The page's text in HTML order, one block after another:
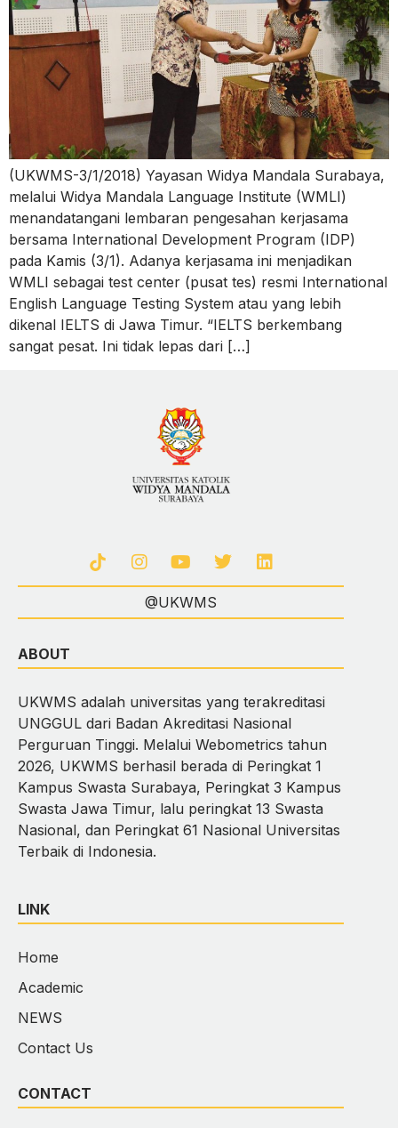
(UKWMS-3/1/2018) Yayasan Widya Mandala Surabaya,
melalui Widya Mandala Language Institute (WMLI)
menandatangani lembaran pengesahan kerjasama
bersama International Development Program (IDP)
pada Kamis (3/1). Adanya kerjasama ini menjadikan
WMLI sebagai test center (pusat tes) resmi International
English Language Testing System atau yang lebih
dikenal IELTS di Jawa Timur. “IELTS berkembang
sangat pesat. Ini tidak lepas dari […]
@UKWMS
ABOUT
UKWMS adalah universitas yang terakreditasi
UNGGUL dari Badan Akreditasi Nasional
Perguruan Tinggi. Melalui Webometrics tahun
2026, UKWMS berhasil berada di Peringkat 1
Kampus Swasta Surabaya, Peringkat 3 Kampus
Swasta Jawa Timur, lalu peringkat 13 Swasta
Nasional, dan Peringkat 61 Nasional Universitas
Terbaik di Indonesia.
LINK
Home
Academic
NEWS
Contact Us
CONTACT